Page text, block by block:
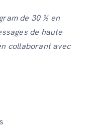
de 30 % en
de haute
collaborant avec